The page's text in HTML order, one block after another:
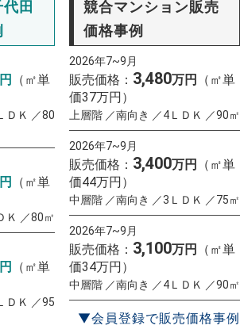
田
（㎡単
ＤＫ ／80
（㎡単
Ｋ ／80㎡
（㎡単
ＤＫ ／95
競合マンション販売
価格事例
2026年7~9月
販売価格： 3,480万円
（㎡単
価37万円）
上層階 ／南向き ／4ＬＤＫ ／90㎡
2026年7~9月
販売価格： 3,400万円
（㎡単
価44万円）
中層階 ／南向き ／3ＬＤＫ ／75㎡
2026年7~9月
販売価格： 3,100万円
（㎡単
価34万円）
中層階 ／南向き ／4ＬＤＫ ／90㎡
▼会員登録で販売価格事例